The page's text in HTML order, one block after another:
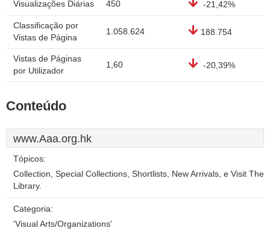
Visualizações Diárias 450 -21,42%
Classificação por
Vistas de Página
1.058.624 188.754
Vistas de Páginas
por Utilizador
1,60 -20,39%
Conteúdo
www.Aaa.org.hk
Tópicos:
Collection, Special Collections, Shortlists, New Arrivals, e Visit The
Library.
Categoria:
'Visual Arts/Organizations'